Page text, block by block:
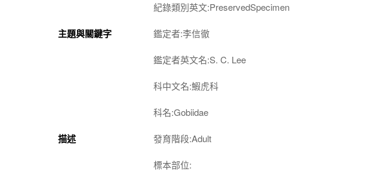
紀錄類別英文:PreservedSpecimen
主題與關鍵字 鑑定者:李信徹
鑑定者英文名:S. C. Lee
科中文名:鰕虎科
科名:Gobiidae
描述 發育階段:Adult
標本部位: